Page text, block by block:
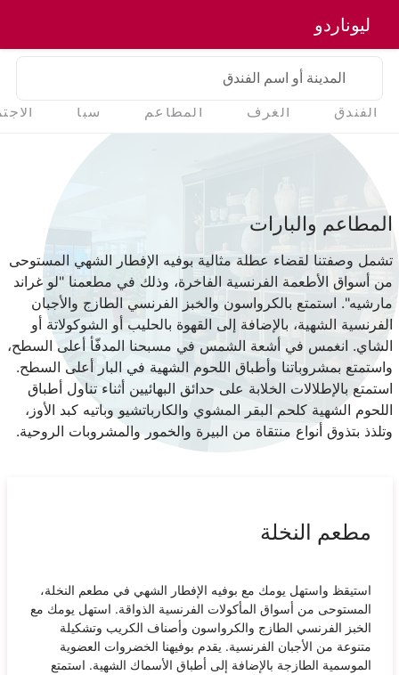
ليوناردو
المدينة أو اسم الفندق
الفندق الغرف المطاعم سبا
المطاعم والبارات
تشمل وصفتنا لقضاء عطلة مثالية بوفيه الإفطار الشهي المستوحى
من أسواق الأطعمة الفرنسية الفاخرة، وذلك في مطعمنا "لو غراند
مارشيه". استمتع بالكرواسون والخبز الفرنسي الطازج والأجبان
الفرنسية الشهية، بالإضافة إلى القهوة بالحليب أو الشوكولاتة أو
الشاي. انغمس في أشعة الشمس في مسبحنا المدفّأ أعلى السطح،
واستمتع بمشروباتنا وأطباق اللحوم الشهية في البار أعلى السطح.
استمتع بالإطلالات الخلابة على حدائق البهائيين أثناء تناول أطباق
اللحوم الشهية كلحم البقر المشوي والكارباتشيو وباتيه كبد الأوز،
وتلذذ بتذوق أنواع منتقاة من البيرة والخمور والمشروبات الروحية.
مطعم النخلة
استيقظ واستهل يومك مع بوفيه الإفطار الشهي في مطعم النخلة،
المستوحى من أسواق المأكولات الفرنسية الذواقة. استهل يومك مع
الخبز الفرنسي الطازج والكرواسون وأصناف الكريب وتشكيلة
متنوعة من الأجبان الفرنسية. يقدم بوفيهنا الخضروات العضوية
الموسمية الطازجة بالإضافة إلى أطباق الأسماك الشهية. استمتع